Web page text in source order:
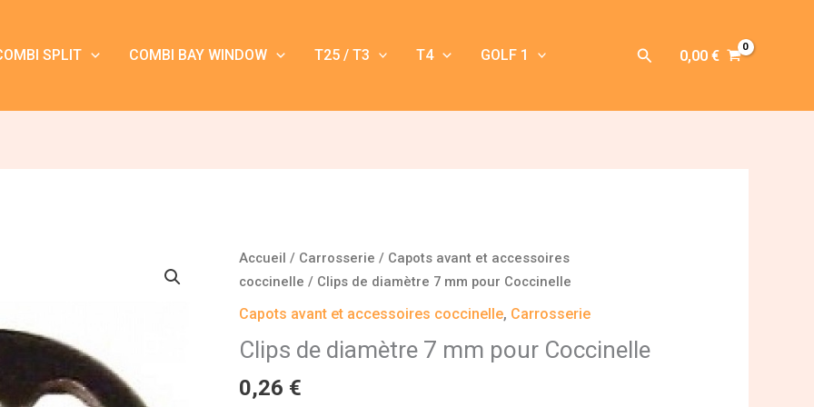
SPLIT COMBI BAY WINDOW T25 / T3 T4 GOLF 1 Rechercher
0,00 €
Accueil / Carrosserie / Capots avant et accessoires
coccinelle / Clips de diamètre 7 mm pour Coccinelle
Capots avant et accessoires coccinelle, Carrosserie
Clips de diamètre 7 mm pour Coccinelle
0,26 €
quantité
de
Clips
diamètre
mm